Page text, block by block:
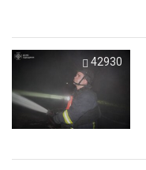
42930